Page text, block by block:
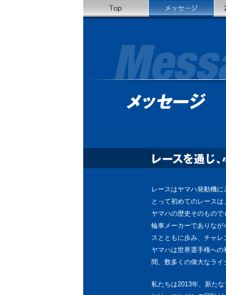
レースはヤマハ発動機
とって初めてのレース
ヤマハの歴史そのもの
輪車メーカーでありな
スとともに歩み、チャ
ヤマハは世界選手権へ
間、数多くの偉大なラ
私たちは2013年、新た